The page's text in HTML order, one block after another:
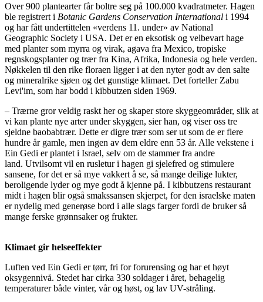
Over 900 plantearter får boltre seg på 100.000 kvadratmeter. Hagen
ble registrert i Botanic Gardens Conservation International i 1994
og har fått undertittelen «verdens 11. under» av National
Geographic Society i USA. Det er en eksotisk og velbevart hage
med planter som myrra og virak, agava fra Mexico, tropiske
regnskogsplanter og trær fra Kina, Afrika, Indonesia og hele verden.
Nøkkelen til den rike floraen ligger i at den nyter godt av den salte
og mineralrike sjøen og det gunstige klimaet. Det forteller Zabu
Levi'im, som har bodd i kibbutzen siden 1969.
– Trærne gror veldig raskt her og skaper store skyggeområder, slik at
vi kan plante nye arter under skyggen, sier han, og viser oss tre
sjeldne baobabtrær. Dette er digre trær som ser ut som de er flere
hundre år gamle, men ingen av dem eldre enn 53 år. Alle vekstene i
Ein Gedi er plantet i Israel, selv om de stammer fra andre
land. Utvilsomt vil en rusletur i hagen gi sjelefred og stimulere
sansene, for det er så mye vakkert å se, så mange deilige lukter,
beroligende lyder og mye godt å kjenne på. I kibbutzens restaurant
midt i hagen blir også smakssansen skjerpet, for den israelske maten
er nydelig med generøse bord i alle slags farger fordi de bruker så
mange ferske grønnsaker og frukter.
Klimaet gir helseeffekter
Luften ved Ein Gedi er tørr, fri for forurensing og har et høyt
oksygennivå. Stedet har cirka 330 soldager i året, behagelig
temperaturer både vinter, vår og høst, og lav UV-stråling.